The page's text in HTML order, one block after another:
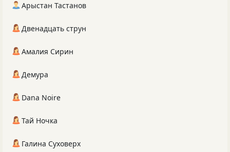
Арыстан Тастанов
Двенадцать струн
Амалия Сирин
Демура
Dana Noire
Тай Ночка
Галина Суховерх